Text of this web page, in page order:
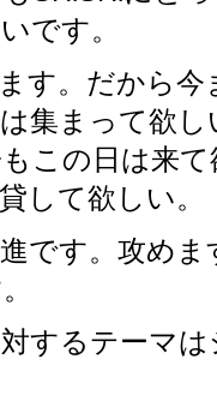
です。
す。だから
集まって欲
この日は来
して欲しい。
です。攻めま
するテーマ